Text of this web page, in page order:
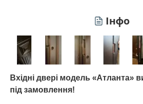
Інфо
Вхідні двері модель «Атланта»
під замовлення!